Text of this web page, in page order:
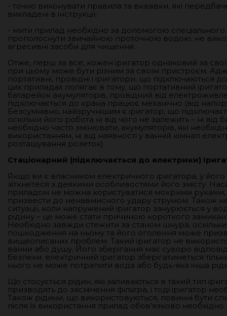
- точно виконувати правила та вказівки, які
викладені в інструкції;
- мити прилад необхідно за допомогою
прополоснути звичайною проточною водою, не
агресивні засоби для чищення.
Отже, перш за все, кожен іригатор однаковий за
при цьому може бути різним за своїм пристроєм.
портативні, провідні і іригатори, що підключаються
цих приладах полягає в тому, що портативний
батарейок акумуляторів, провідний від
підключається до крана працює механічно (від
Безсумнівно, найзручнішим є іригатор, що
оскільки його робота ні від чого не залежить – ні від
необхідно часто змінювати, акумуляторів, які
використанням, ні від наявності у ванній кімнаті
розташування розеток).
Стаціонарний (підключається до електрики)
Якщо ви є власником електричного іригатора, у його
зіткнетеся з деякими особливостями його змісту.
приладом не можна користуватися мокрими руками,
призвести до ненавмисного удару струмом. Також
ситуації, коли напружений іригатор занурюється у
рідину – це може стати причиною короткого
Необхідно завжди стежити за станом шнура, оскільки
пошкодження на ньому та його оголення може
вищеописаних проблем. Такий іригатор не
ванни або душу. Його зберігання має суворо
безпеки: електричний іригатор зберігатиметься
нього не може потрапити вода або будь-яка інша
Що стосується рідин, які заливаються в такий тип
призводять до засмічення фільтра, і тоді іригатор
Також рідини, що використовуються, повинні бути
після їх використання прилад обов'язково